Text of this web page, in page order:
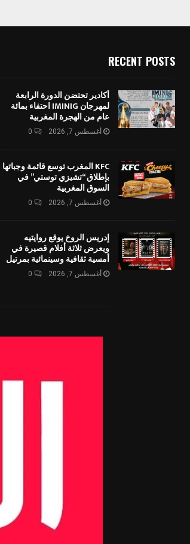
RECENT POSTS
أكادير تحتضن الدورة الرابعة
لمهرجان IMINIG احتفاء بمائة
عام من الهجرة المغربية
أغسطس 7, 2026 0
KFC المغرب توسع قائمة وجباتها
بإطلاق “تشيزي توستي” في
السوق المغربية
أغسطس 7, 2026 0
إدريس الروخ يوقع روايتيه
ويعرض ثلاثة أفلام قصيرة في
أمسية ثقافية وسينمائية بمرتيل
أغسطس 7, 2026 0